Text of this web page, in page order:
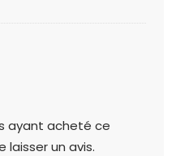
ayant acheté ce
un avis.